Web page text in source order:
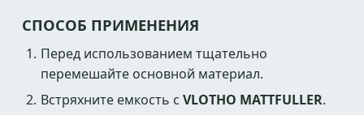
СПОСОБ ПРИМЕНЕНИЯ
Перед использованием тщательно
перемешайте основной материал.
Встряхните емкость сVLOTHO MATTFULLER.